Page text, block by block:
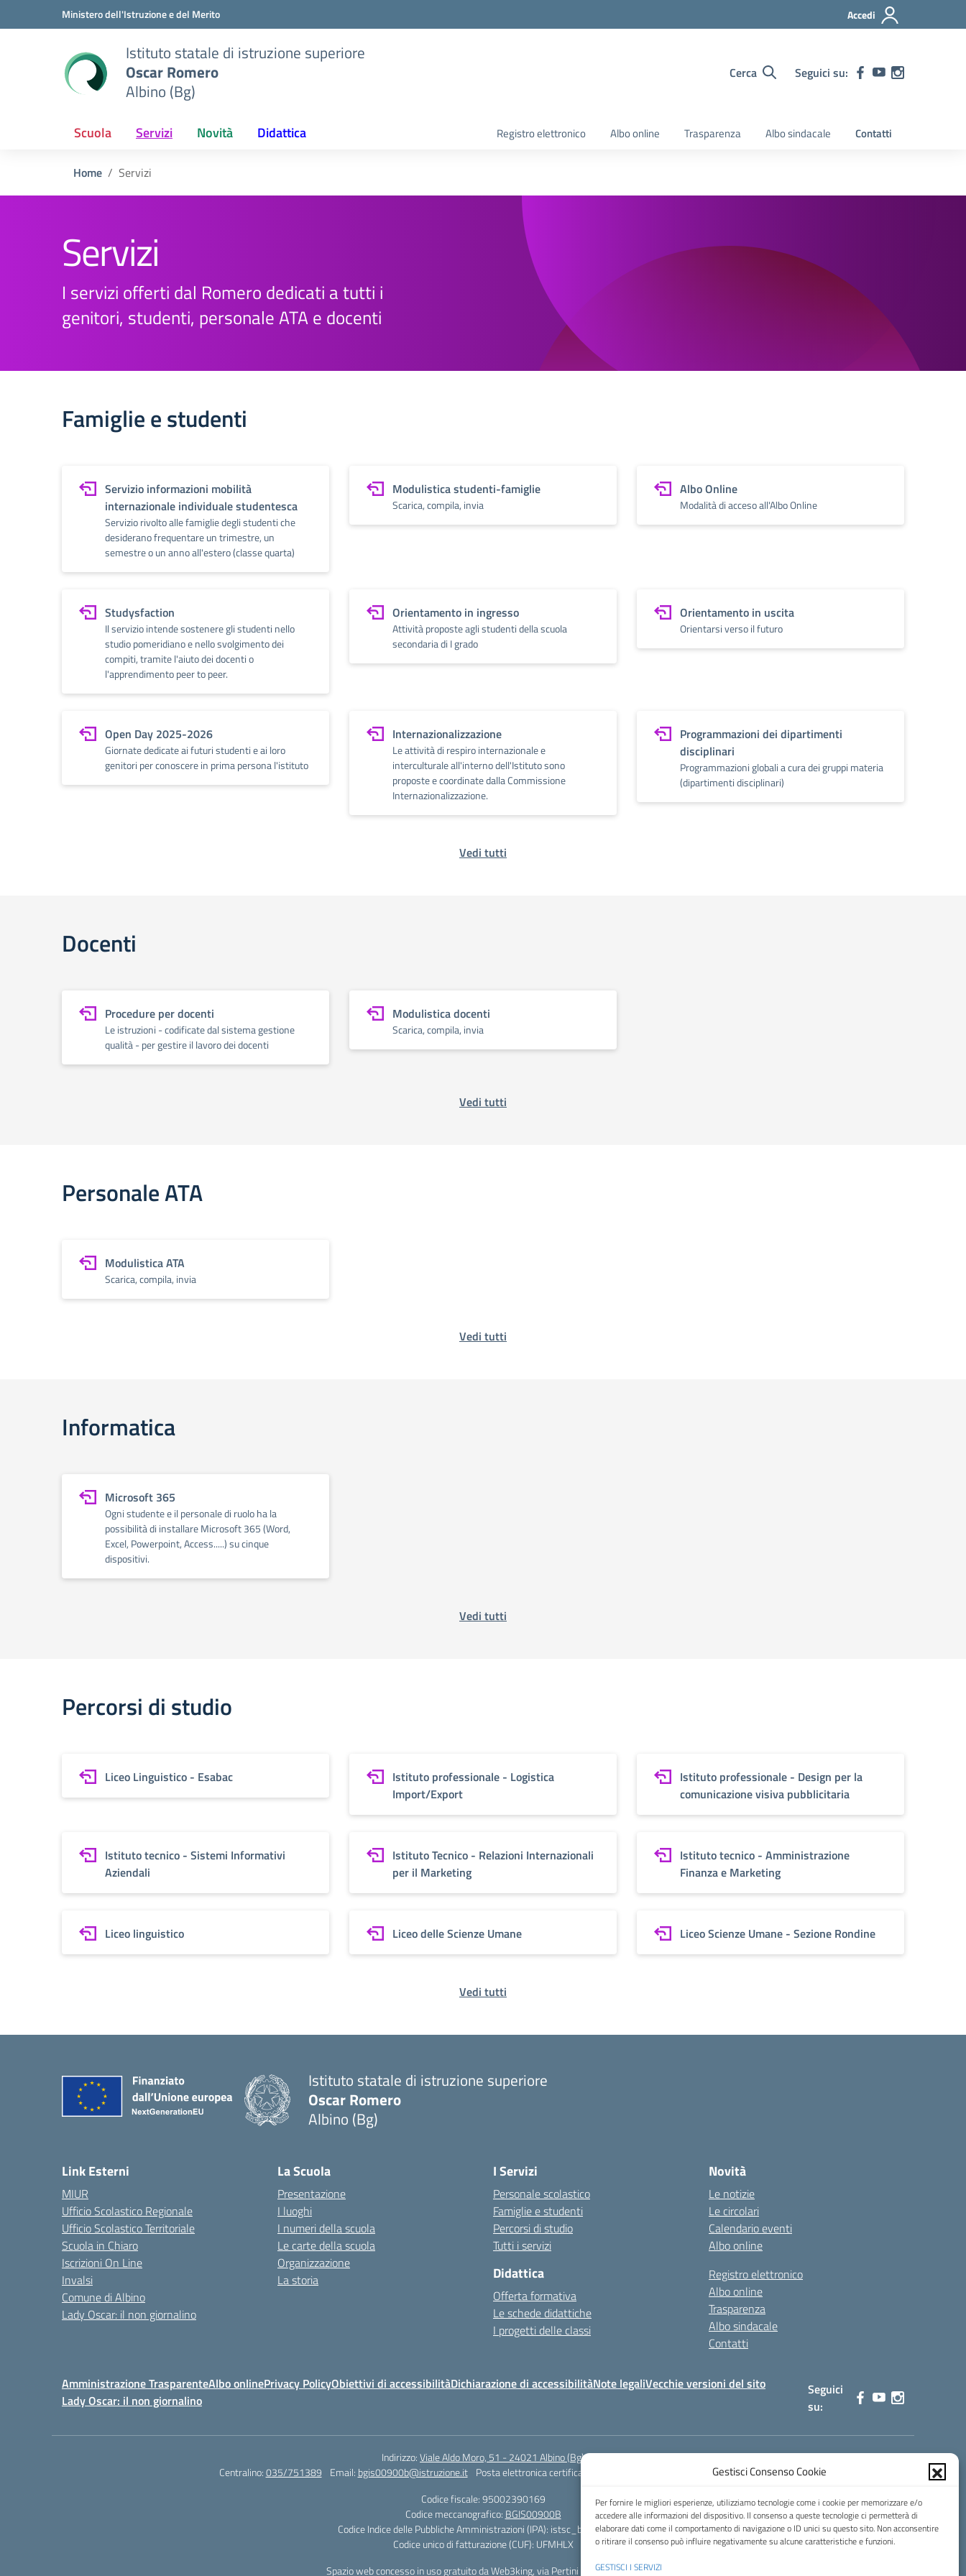
Gestisci Consenso Cookie
Per fornire le migliori esperienze, utilizziamo tecnologie come i cookie per memorizzare e/o
accedere alle informazioni del dispositivo. Il consenso a queste tecnologie ci permetterà di
elaborare dati come il comportamento di navigazione o ID unici su questo sito. Non acconsentire
o ritirare il consenso può influire negativamente su alcune caratteristiche e funzioni.
GESTISCI I SERVIZI
Vai ai contenuti
Vai al menu di navigazioneMinistero dell'Istruzione e del Merito Accedi
Istituto statale di istruzione superiore
Oscar Romero
Albino (Bg)
Cerca Seguici su:
Scuola Servizi Novità Didattica Registro elettronico Albo online Trasparenza Albo sindacale Contatti
Home Servizi
Servizi
I servizi offerti dal Romero dedicati a tutti i
genitori, studenti, personale ATA e docenti
Famiglie e studenti
Servizio informazioni mobilità
internazionale individuale studentesca
Servizio rivolto alle famiglie degli studenti che
desiderano frequentare un trimestre, un
semestre o un anno all'estero (classe quarta)
Modulistica studenti-famiglie
Scarica, compila, invia
Albo Online
Modalità di acceso all'Albo Online
Studysfaction
Il servizio intende sostenere gli studenti nello
studio pomeridiano e nello svolgimento dei
compiti, tramite l'aiuto dei docenti o
l'apprendimento peer to peer.
Orientamento in ingresso
Attività proposte agli studenti della scuola
secondaria di I grado
Orientamento in uscita
Orientarsi verso il futuro
Open Day 2025-2026
Giornate dedicate ai futuri studenti e ai loro
genitori per conoscere in prima persona l'istituto
Internazionalizzazione
Le attività di respiro internazionale e
interculturale all'interno dell'Istituto sono
proposte e coordinate dalla Commissione
Internazionalizzazione.
Programmazioni dei dipartimenti
disciplinari
Programmazioni globali a cura dei gruppi materia
(dipartimenti disciplinari)
Vedi tutti
Docenti
Procedure per docenti
Le istruzioni - codificate dal sistema gestione
qualità - per gestire il lavoro dei docenti
Modulistica docenti
Scarica, compila, invia
Vedi tutti
Personale ATA
Modulistica ATA
Scarica, compila, invia
Vedi tutti
Informatica
Microsoft 365
Ogni studente e il personale di ruolo ha la
possibilità di installare Microsoft 365 (Word,
Excel, Powerpoint, Access.....) su cinque
dispositivi.
Vedi tutti
Percorsi di studio
Liceo Linguistico - Esabac
Istituto professionale - Logistica
Import/Export
Istituto professionale - Design per la
comunicazione visiva pubblicitaria
Istituto tecnico - Sistemi Informativi
Aziendali
Istituto Tecnico - Relazioni Internazionali
per il Marketing
Istituto tecnico - Amministrazione
Finanza e Marketing
Liceo linguistico Liceo delle Scienze Umane Liceo Scienze Umane - Sezione Rondine
Vedi tutti
Istituto statale di istruzione superiore
Oscar Romero
Albino (Bg)
Link Esterni
MIUR
Ufficio Scolastico Regionale
Ufficio Scolastico Territoriale
Scuola in Chiaro
Iscrizioni On Line
Invalsi
Comune di Albino
Lady Oscar: il non giornalino
La Scuola
Presentazione
I luoghi
I numeri della scuola
Le carte della scuola
Organizzazione
La storia
I Servizi
Personale scolastico
Famiglie e studenti
Percorsi di studio
Tutti i servizi
Didattica
Offerta formativa
Le schede didattiche
I progetti delle classi
Novità
Le notizie
Le circolari
Calendario eventi
Albo online
Registro elettronico
Albo online
Trasparenza
Albo sindacale
Contatti
Amministrazione TrasparenteAlbo onlinePrivacy PolicyObiettivi di accessibilitàDichiarazione di accessibilitàNote legaliVecchie versioni del sito
Lady Oscar: il non giornalino
Seguici
su:
Indirizzo:Viale Aldo Moro, 51 - 24021 Albino (Bg)
Centralino:035/751389 Email: bgis00900b@istruzione.it Posta elettronica certificata (PEC):
bgis00900b@pec.istruzione.it
Codice fiscale: 95002390169
Codice meccanografico: BGIS00900B
Codice Indice delle Pubbliche Amministrazioni (IPA): istsc_bgis00900b
Codice unico di fatturazione (CUF): UFMHLX
Spazio web concesso in uso gratuito daWeb3king, via Pertini 8 ALBINO (Bg)